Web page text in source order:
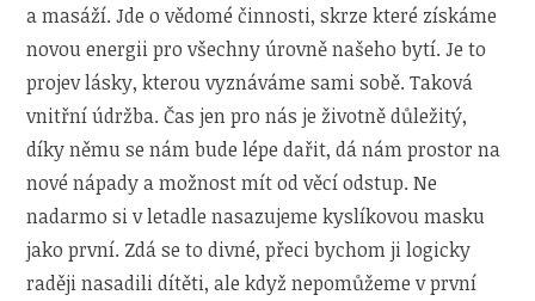
a masáží. Jde o vědomé činnosti, skrze které získáme
novou energii pro všechny úrovně našeho bytí. Je to
projev lásky, kterou vyznáváme sami sobě. Taková
vnitřní údržba. Čas jen pro nás je životně důležitý,
díky němu se nám bude lépe dařit, dá nám prostor na
nové nápady a možnost mít od věcí odstup. Ne
nadarmo si v letadle nasazujeme kyslíkovou masku
jako první. Zdá se to divné, přeci bychom ji logicky
raději nasadili dítěti, ale když nepomůžeme v první